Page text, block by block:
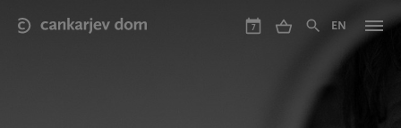
main
7 EN